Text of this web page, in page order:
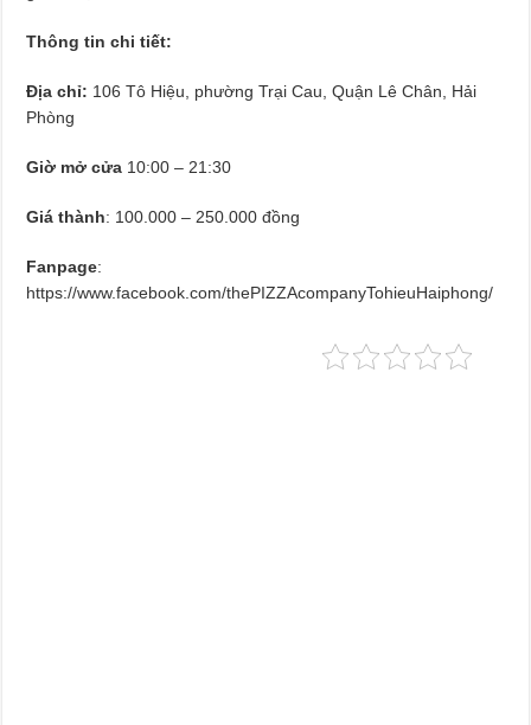
Thông tin chi tiết:
Địa chỉ: 106 Tô Hiệu, phường Trại Cau, Quận Lê Chân, Hải
Phòng
Giờ mở cửa 10:00 – 21:30
Giá thành: 100.000 – 250.000 đồng
Fanpage:
https://www.facebook.com/thePIZZAcompanyTohieuHaiphong/